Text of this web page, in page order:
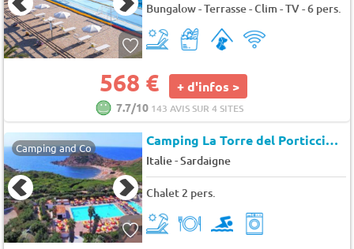
Bungalow - Terrasse - Clim - TV - 6 pers.
568 € + d'infos >
7.7/10 143 AVIS SUR 4 SITES
Camping and Co Camping La Torre del Porticciolo à Alghero
Italie-Sardaigne
Chalet 2 pers.